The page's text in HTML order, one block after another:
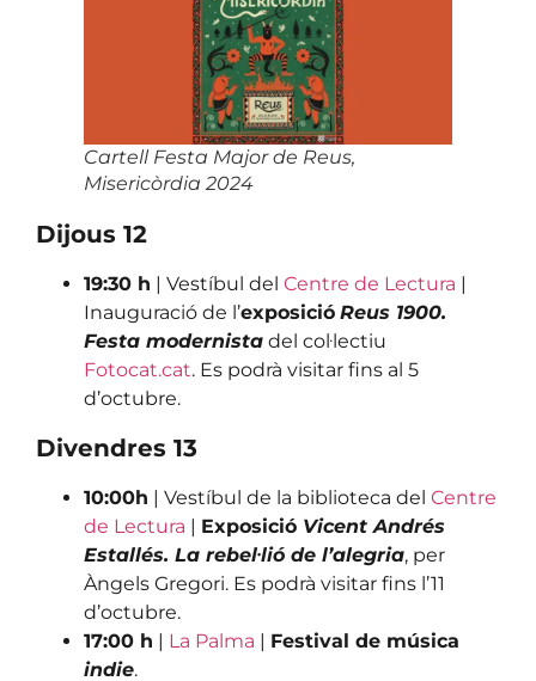
Cartell Festa Major de Reus,
Misericòrdia 2024
Dijous 12
19:30 h | Vestíbul del Centre de Lectura |
Inauguració de l’exposició Reus 1900.
Festa modernista del col·lectiu
Fotocat.cat. Es podrà visitar fins al 5
d’octubre.
Divendres 13
10:00h | Vestíbul de la biblioteca del Centre
de Lectura | Exposició Vicent Andrés
Estallés. La rebel·lió de l’alegria, per
Àngels Gregori. Es podrà visitar fins l’11
d’octubre.
17:00 h | La Palma | Festival de música
indie.